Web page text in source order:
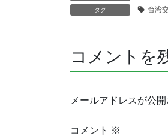
タグ 台湾
コメントを
メールアドレスが公
コメント ※